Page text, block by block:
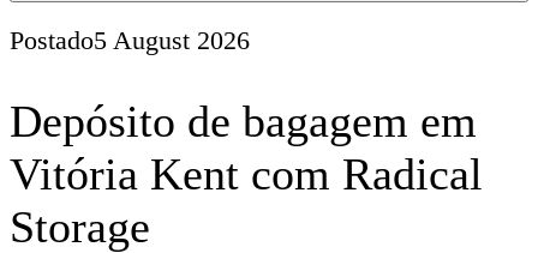
Postado5 August 2026
Depósito de bagagem em
Vitória Kent com Radical
Storage